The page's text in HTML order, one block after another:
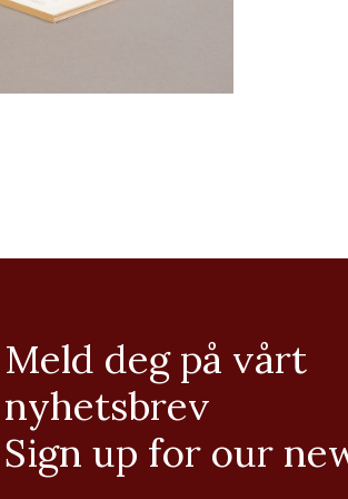
Meld deg på vårt
nyhetsbrev
Sign up for our